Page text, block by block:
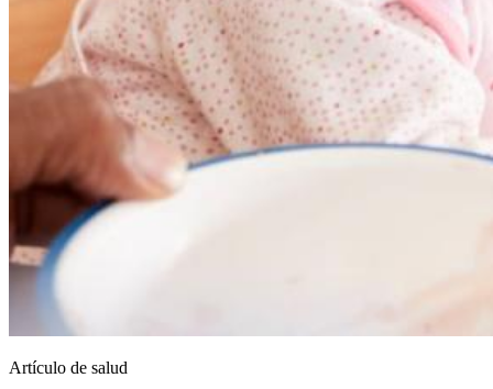
Artículo de salud